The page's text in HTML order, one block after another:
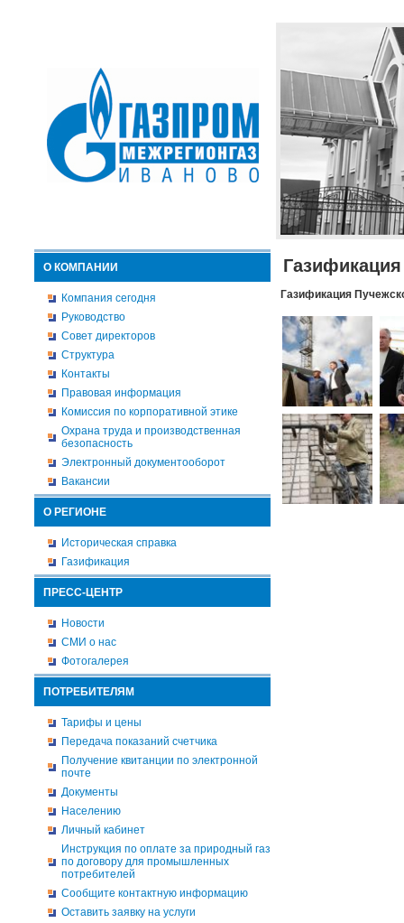
О КОМПАНИИ
Компания сегодня
Руководство
Совет директоров
Структура
Контакты
Правовая информация
Комиссия по корпоративной этике
Охрана труда и производственная
безопасность
Электронный документооборот
Вакансии
О РЕГИОНЕ
Историческая справка
Газификация
ПРЕСС-ЦЕНТР
Новости
СМИ о нас
Фотогалерея
ПОТРЕБИТЕЛЯМ
Тарифы и цены
Передача показаний счетчика
Получение квитанции по электронной
почте
Документы
Населению
Личный кабинет
Инструкция по оплате за природный газ
по договору для промышленных
потребителей
Сообщите контактную информацию
Оставить заявку на услуги
Газификация